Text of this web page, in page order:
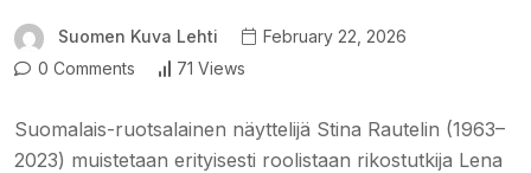
Suomen Kuva Lehti
February 22, 2026
0 Comments
71 Views
Suomalais-ruotsalainen näyttelijä Stina Rautelin (1963–
2023) muistetaan erityisesti roolistaan rikostutkija Lena